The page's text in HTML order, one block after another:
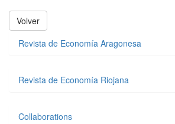
Volver
Revista de Economía Aragonesa
Revista de Economía Riojana
Collaborations